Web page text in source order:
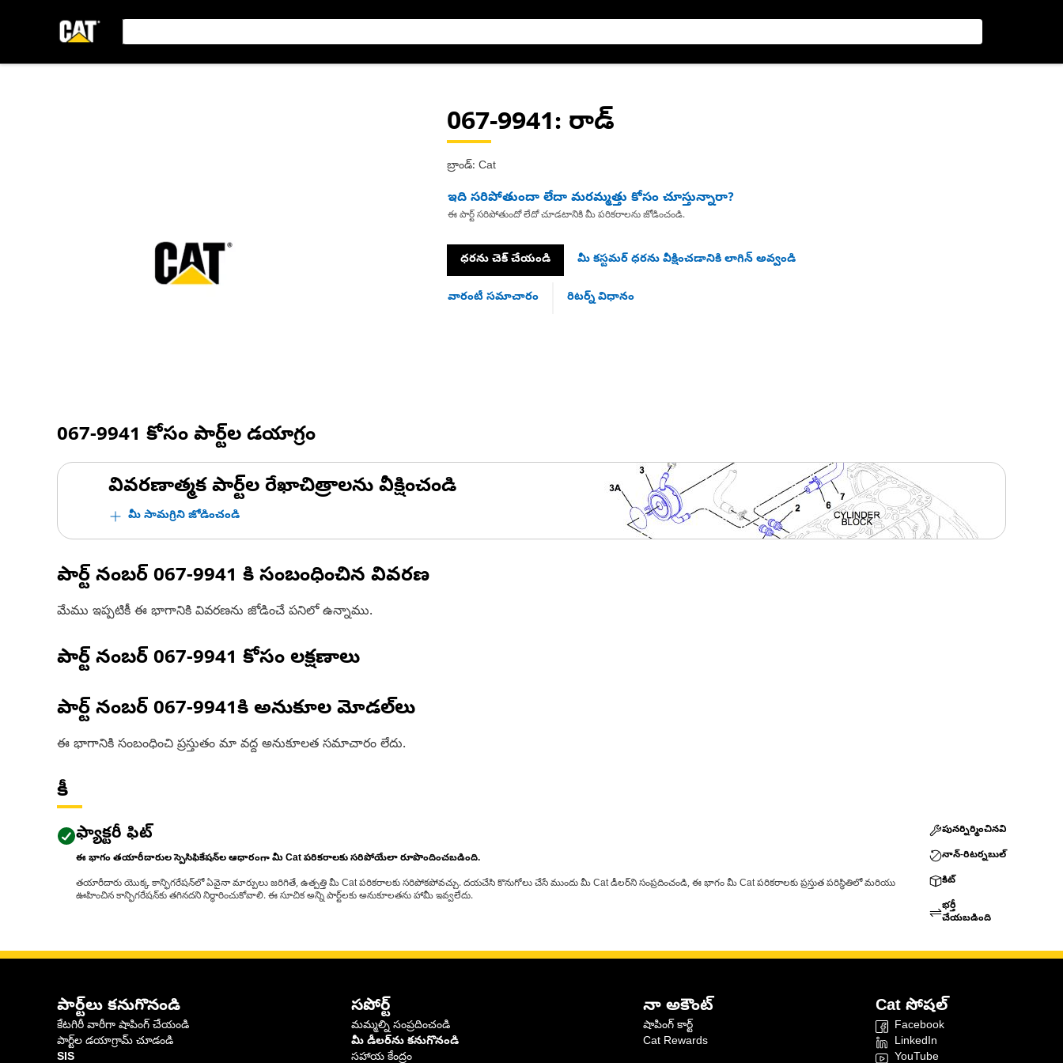
067-9941: రాడ్
బ్రాండ్: Cat
ఇది సరిపోతుందా లేదా మరమ్మత్తు కోసం చూస్తున్నారా?
ఈ పార్ట్ సరిపోతుందో లేదో చూడటానికి మీ పరికరాలను జోడించండి.
ధరను చెక్ చేయండి మీ కస్టమర్ ధరను వీక్షించడానికి లాగిన్ అవ్వండి
వారంటీ సమాచారం రిటర్న్ విధానం
067-9941 కోసం పార్ట్‌ల డయాగ్రం
వివరణాత్మక పార్ట్‌ల రేఖాచిత్రాలను వీక్షించండి
మీ సామగ్రిని జోడించండి
పార్ట్ నంబర్ 067-9941 కి సంబంధించిన వివరణ
మేము ఇప్పటికీ ఈ భాగానికి వివరణను జోడించే పనిలో ఉన్నాము.
పార్ట్ నంబర్ 067-9941 కోసం లక్షణాలు
పార్ట్ నంబర్ 067-9941కి అనుకూల మోడల్‌లు
ఈ భాగానికి సంబంధించి ప్రస్తుతం మా వద్ద అనుకూలత సమాచారం లేదు.
కీ
ఫ్యాక్టరీ ఫిట్
ఈ భాగం తయారీదారుల స్పెసిఫికేషన్‌ల ఆధారంగా మీ Cat పరికరాలకు సరిపోయేలా రూపొందించబడింది.
తయారీదారు యొక్క కాన్ఫిగరేషన్‌లో ఏవైనా మార్పులు జరిగితే, ఉత్పత్తి మీ Cat పరికరాలకు సరిపోకపోవచ్చు. దయచేసి కొనుగోలు చేసే ముందు మీ Cat డీలర్‌ని సంప్రదించండి, ఈ భాగం మీ Cat పరికరాలకు ప్రస్తుత పరిస్థితిలో మరియు
ఊహించిన కాన్ఫిగరేషన్‌కు తగినదని నిర్ధారించుకోవాలి. ఈ సూచిక అన్ని పార్ట్‌లకు అనుకూలతను హామీ ఇవ్వలేదు.
పునర్నిర్మించినవి
నాన్-రిటర్నబుల్
కిట్
భర్తీ
చేయబడింది
పార్ట్‌లు కనుగొనండి
కేటగిరీ వారీగా షాపింగ్ చేయండి
పార్ట్‌ల డయాగ్రామ్ చూడండి
SIS
సపోర్ట్
మమ్మల్ని సంప్రదించండి
మీ డీలర్‌ను కనుగొనండి
సహాయ కేంద్రం
నా అకౌంట్
షాపింగ్ కార్ట్
Cat Rewards
Cat సోషల్
Facebook
LinkedIn
YouTube